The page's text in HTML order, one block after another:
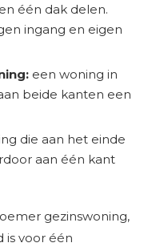
één dak delen.
ingang en eigen
een woning in
beide kanten een
die aan het einde
aan één kant
gezinswoning,
is voor één